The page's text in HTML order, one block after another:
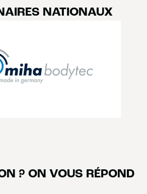
NATIONAUX
? ON VOUS RÉPOND